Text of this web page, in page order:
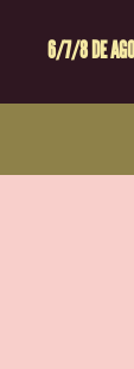
6/7/8 DE